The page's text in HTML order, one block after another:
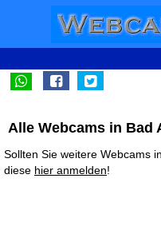
Alle Webcams in Bad
Sollten Sie weitere Webcams
diese hier anmelden!